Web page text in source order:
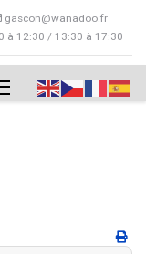
gascon@wanadoo.fr
à 12:30 / 13:30 à 17:30